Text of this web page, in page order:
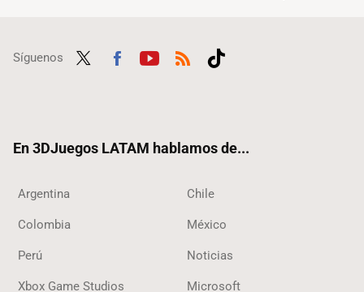
Síguenos
En 3DJuegos LATAM hablamos de...
Argentina Chile
Colombia México
Perú Noticias
Xbox Game Studios Microsoft